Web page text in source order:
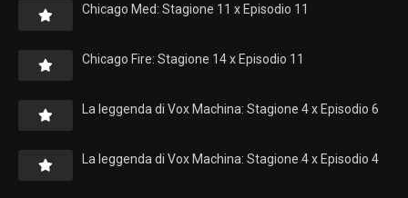
Chicago Med: Stagione 11 x Episodio 11
Chicago Fire: Stagione 14 x Episodio 11
La leggenda di Vox Machina: Stagione 4 x Episodio 6
La leggenda di Vox Machina: Stagione 4 x Episodio 4